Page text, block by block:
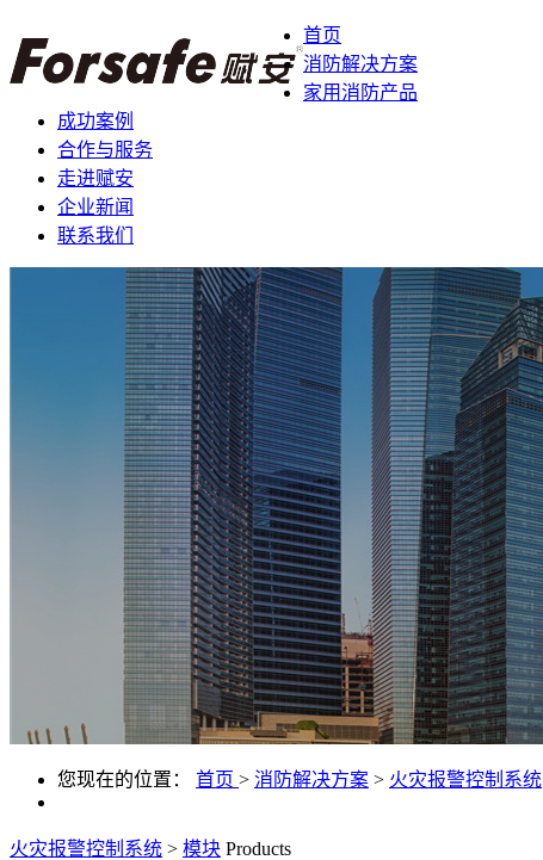
首页
消防解决方案
家用消防产品
成功案例
合作与服务
走进赋安
企业新闻
联系我们
您现在的位置： 首页 > 消防解决方案 > 火灾报警控制系统
火灾报警控制系统 > 模块 Products